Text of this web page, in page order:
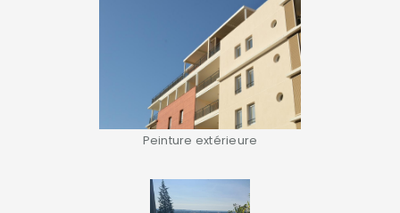
Peinture extérieure